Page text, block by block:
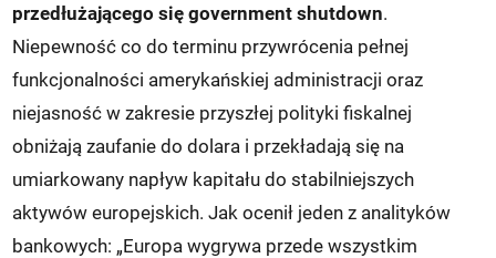
przedłużającego się government shutdown.
Niepewność co do terminu przywrócenia pełnej
funkcjonalności amerykańskiej administracji oraz
niejasność w zakresie przyszłej polityki fiskalnej
obniżają zaufanie do dolara i przekładają się na
umiarkowany napływ kapitału do stabilniejszych
aktywów europejskich. Jak ocenił jeden z analityków
bankowych: „Europa wygrywa przede wszystkim